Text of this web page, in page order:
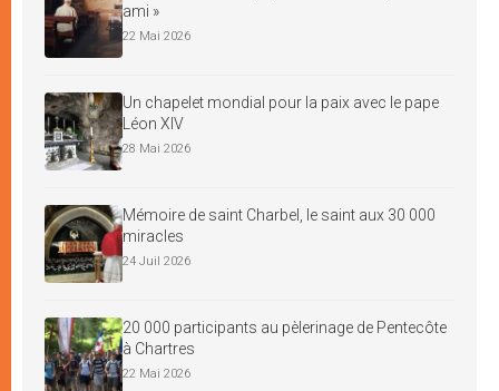
ami »
22 Mai 2026
Un chapelet mondial pour la paix avec le pape
Léon XIV
28 Mai 2026
Mémoire de saint Charbel, le saint aux 30 000
miracles
24 Juil 2026
20 000 participants au pèlerinage de Pentecôte
à Chartres
22 Mai 2026